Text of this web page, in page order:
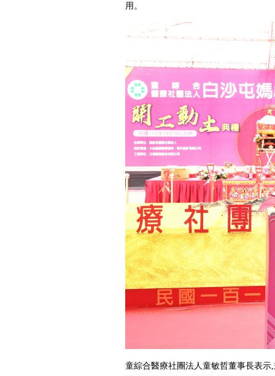
用。
童綜合醫療社團法人童敏哲董事長表